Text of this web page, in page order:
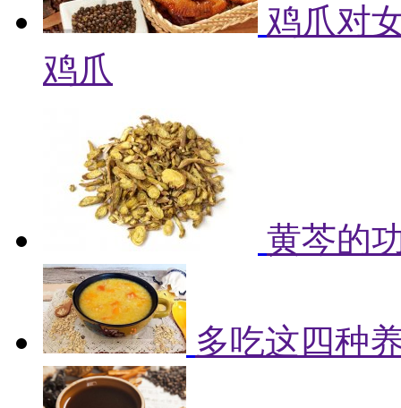
鸡爪对
鸡爪
黄芩的
多吃这四种